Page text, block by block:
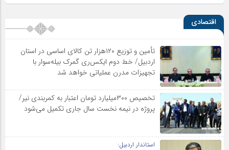
اقتصادی
تأمین و توزیع ۱۲۰هزار تن کالای اساسی در استان
اردبیل/ خط دوم ایکس‌ری گمرک بیله‌سوار با
تجهیزات مدرن عملیاتی خواهد شد
تخصیص ۳۰۰میلیارد تومان اعتبار به کمربندی نیر/
پروژه در نیمه نخست سال جاری تکمیل می‌شود
استاندار اردبیل: